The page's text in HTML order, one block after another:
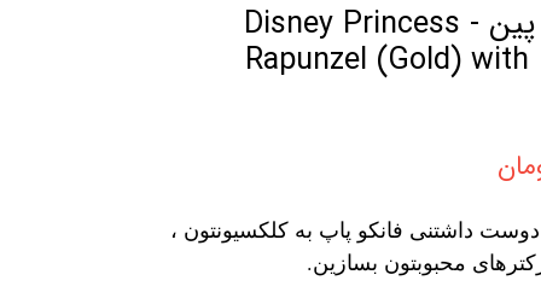
فانکو پاپ راپونزل با پین Disney Princess -
Rapunzel (Gold)
داشتنی فانکو پاپ به کلکسیونتون ،
محبوبتون بسازین.